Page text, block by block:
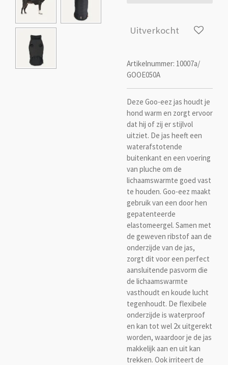
Uitverkocht
Artikelnummer: 10007a/
GOOE050A
Deze Goo-eez jas houdt je
hond warm en zorgt ervoor
dat hij of zij er stijlvol
uitziet. De jas heeft een
waterafstotende
buitenkant en een voering
van pluche om de
lichaamswarmte goed vast
te houden. Goo-eez maakt
gebruik van een door hen
gepatenteerde
elastomeergel. Samen met
de geweven ribstof aan de
onderzijde van de jas,
zorgt dit voor een perfect
aansluitende pasvorm die
de lichaamswarmte
vasthoudt en koude lucht
tegenhoudt. De flexibele
onderzijde is waterproof
en kan tot wel 2x uitgerekt
worden, waardoor je de jas
makkelijk aan en uit kan
trekken. Ook irriteert de